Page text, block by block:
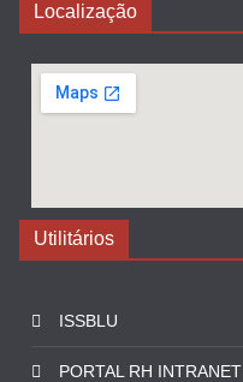
Localização
Utilitários
ISSBLU
PORTAL RH INTRANET